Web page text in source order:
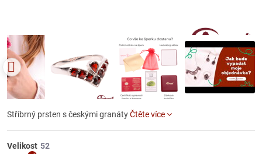
Stříbrný prsten s českými granátyČtěte více
Velikost